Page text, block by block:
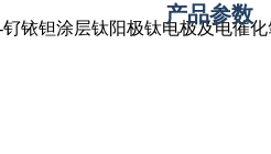
铱钽涂层钛阳极钛电极及电催
产品参数